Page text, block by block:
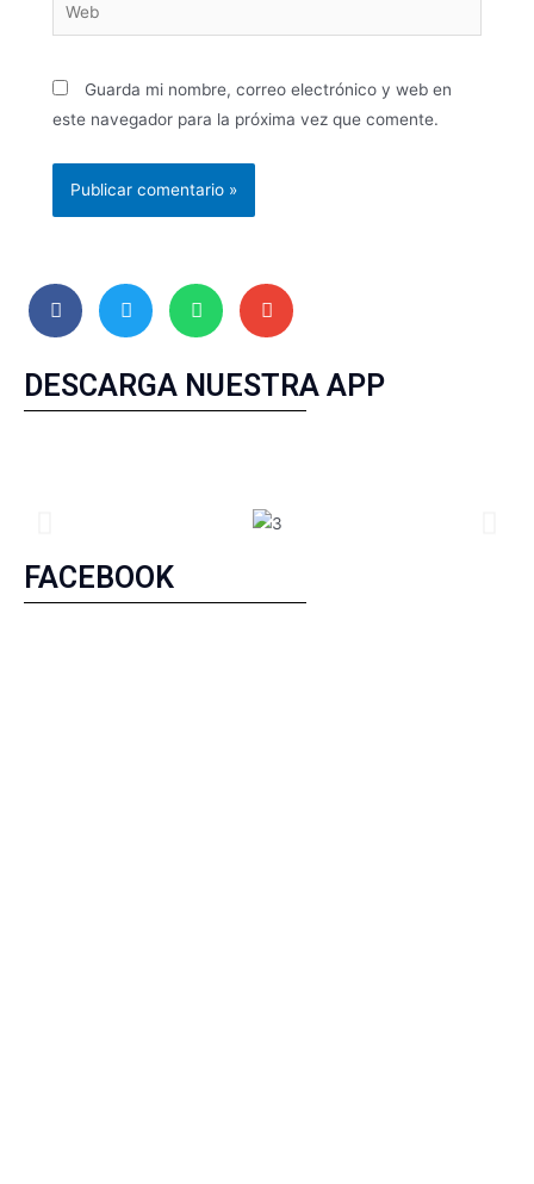
Guarda mi nombre, correo electrónico y web en
este navegador para la próxima vez que comente.
DESCARGA NUESTRA APP
FACEBOOK